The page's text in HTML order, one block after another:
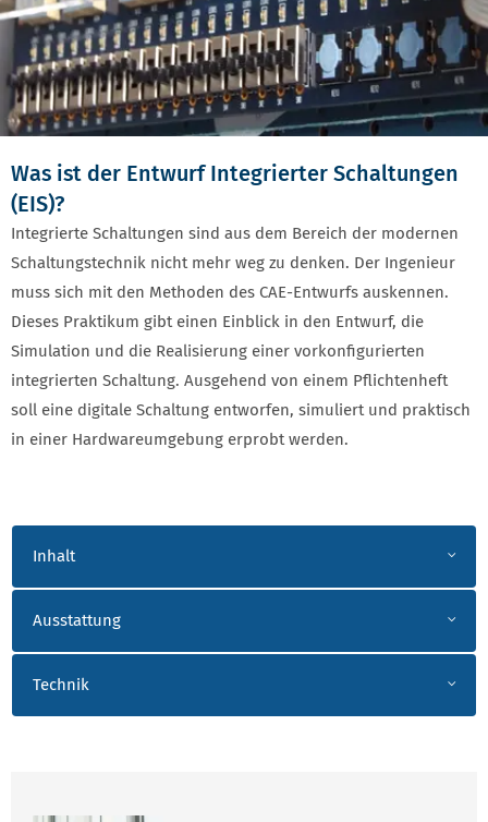
Was ist der Entwurf Integrierter Schaltungen
(EIS)?
Integrierte Schaltungen sind aus dem Bereich der modernen
Schaltungstechnik nicht mehr weg zu denken. Der Ingenieur
muss sich mit den Methoden des CAE-Entwurfs auskennen.
Dieses Praktikum gibt einen Einblick in den Entwurf, die
Simulation und die Realisierung einer vorkonfigurierten
integrierten Schaltung. Ausgehend von einem Pflichtenheft
soll eine digitale Schaltung entworfen, simuliert und praktisch
in einer Hardwareumgebung erprobt werden.
AKK_ENTWURF INTEGRIERTER
Inhalt
Ausstattung
Technik